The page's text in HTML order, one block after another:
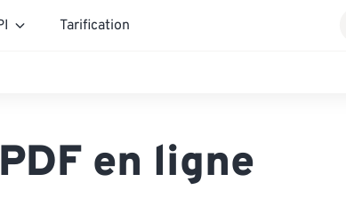
Tarification
en ligne